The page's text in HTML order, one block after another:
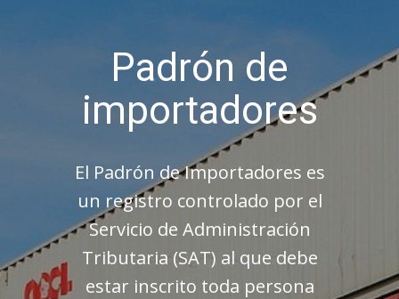
Padrón de
importadores
El Padrón de Importadores es
un registro controlado por el
Servicio de Administración
Tributaria (SAT) al que debe
estar inscrito toda persona